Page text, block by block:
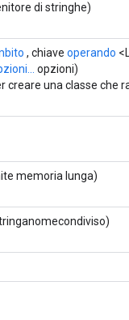
di stringhe)
, chiave operando
opzioni)
creare una classe che
memoria lunga)